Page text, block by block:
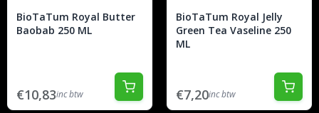
BioTaTum Royal Butter
Baobab 250 ML
€10,83inc btw
BioTaTum Royal Jelly
Green Tea Vaseline 250
ML
€7,20inc btw